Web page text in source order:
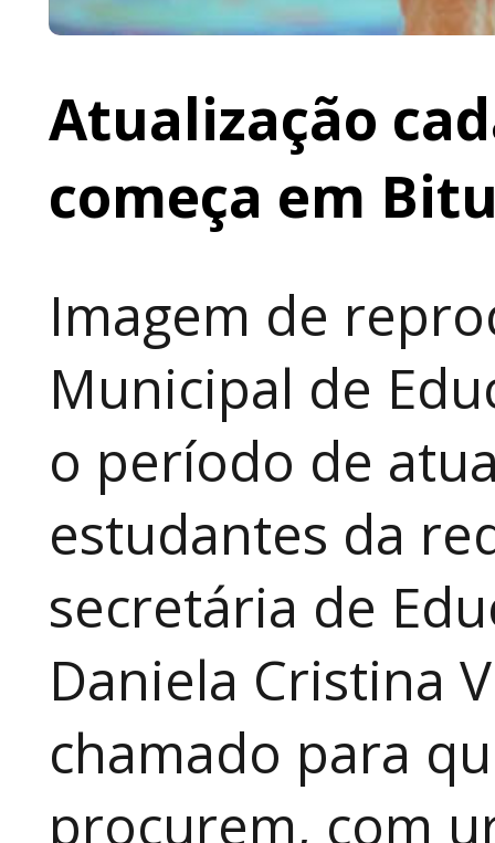
Atualização
começa em
Imagem de
Municipal de
o período de
estudantes da
secretária de
Daniela Cristina
chamado para
procurem, com